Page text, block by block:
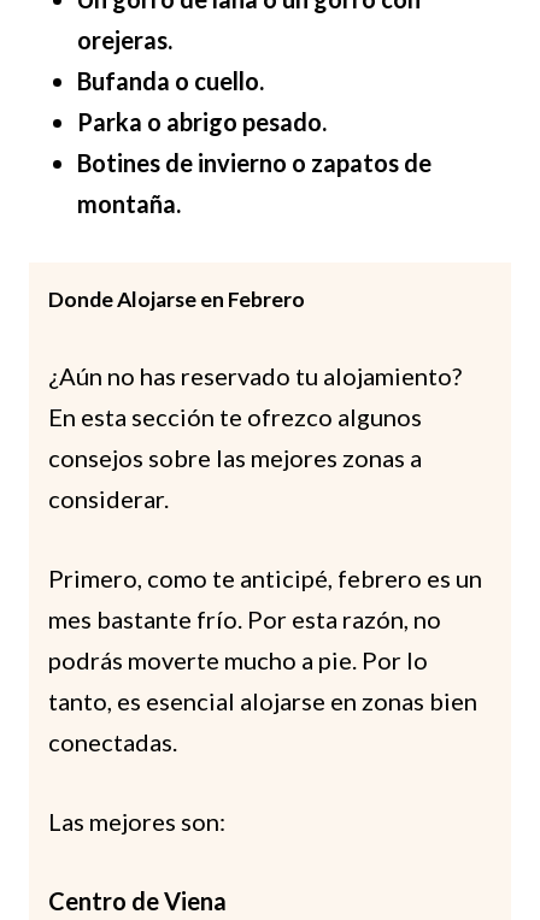
orejeras.
Bufanda o cuello.
Parka o abrigo pesado.
Botines de invierno o zapatos de
montaña.
Donde Alojarse en Febrero
¿Aún no has reservado tu alojamiento?
En esta sección te ofrezco algunos
consejos sobre las mejores zonas a
considerar.
Primero, como te anticipé, febrero es un
mes bastante frío. Por esta razón, no
podrás moverte mucho a pie. Por lo
tanto, es esencial alojarse en zonas bien
conectadas.
Las mejores son:
Centro de Viena